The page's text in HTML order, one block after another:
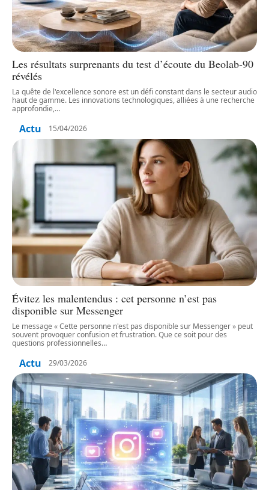
Les résultats surprenants du test d’écoute du Beolab-90
révélés
La quête de l'excellence sonore est un défi constant dans le secteur audio
haut de gamme. Les innovations technologiques, alliées à une recherche
approfondie,…
Actu 15/04/2026
Évitez les malentendus : cet personne n’est pas
disponible sur Messenger
Le message « Cette personne n'est pas disponible sur Messenger » peut
souvent provoquer confusion et frustration. Que ce soit pour des
questions professionnelles…
Actu 29/03/2026